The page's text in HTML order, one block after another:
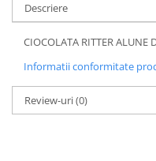
Descriere
CIOCOLATA RITTER ALUNE
Informatii conformitate
Review-uri(0)